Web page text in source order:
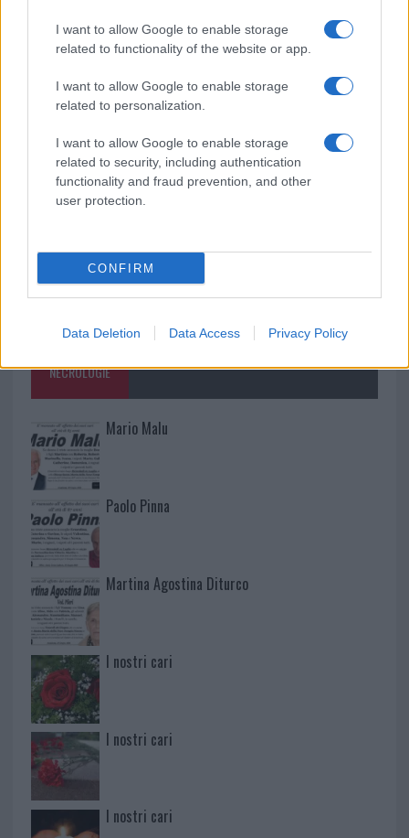
I want to allow Google to enable storage
related to functionality of the website or app.
I want to allow Google to enable storage
related to personalization.
I want to allow Google to enable storage
related to security, including authentication
functionality and fraud prevention, and other
user protection.
CONFIRM
Data Deletion Data Access Privacy Policy
Giorgia Meloni a La Maddalena, la vicesindaco:
“Orgoglio e discrezione per visita privata̶…
Incendio nella notte a Olbia, a fuoco due furgoni
NECROLOGIE
Mario Malu
Paolo Pinna
Martina Agostina Diturco
I nostri cari
I nostri cari
I nostri cari